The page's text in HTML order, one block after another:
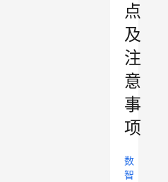
点
及
注
意
事
项
数
智